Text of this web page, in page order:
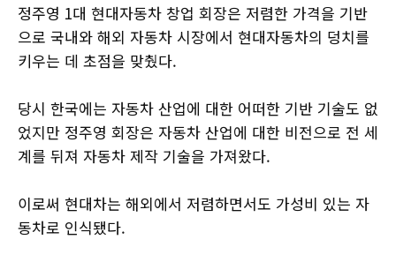
정주영 1대 현대자동차 창업 회장은 저렴한 가격을 기반
으로 국내와 해외 자동차 시장에서 현대자동차의 덩치를
키우는 데 초점을 맞췄다.
당시 한국에는 자동차 산업에 대한 어떠한 기반 기술도 없
었지만 정주영 회장은 자동차 산업에 대한 비전으로 전 세
계를 뒤져 자동차 제작 기술을 가져왔다.
이로써 현대차는 해외에서 저렴하면서도 가성비 있는 자
동차로 인식됐다.